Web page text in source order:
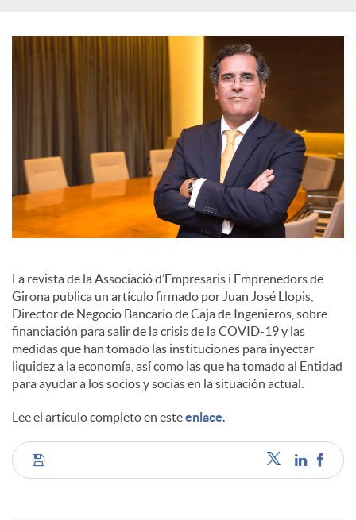
S
a
l
e
s
La revista de la Associació d’Empresaris i Emprenedors de
Girona publica un artículo firmado por Juan José Llopis,
Director de Negocio Bancario de Caja de Ingenieros, sobre
financiación para salir de la crisis de la COVID-19 y las
medidas que han tomado las instituciones para inyectar
liquidez a la economía, así como las que ha tomado al Entidad
para ayudar a los socios y socias en la situación actual.
Lee el artículo completo en esteenlace.
C